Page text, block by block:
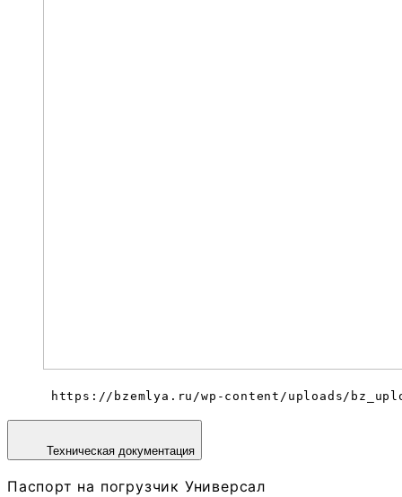
https://bzemlya.ru/wp-content/uploads/
Техническая документация
Паспорт на погрузчик Универсал